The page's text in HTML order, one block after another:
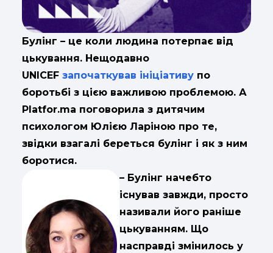
Булінг – це коли людина потерпає від
цькування. Нещодавно
UNICEF започаткував ініціативу по
боротьбі з цією важливою проблемою. А
Platfor.ma поговорила з дитячим
психологом Юлією Ларіною про те,
звідки взагалі береться булінг і як з ним
боротися.
– Булінг начебто
існував завжди, просто
називали його раніше
цькуванням. Що
насправді змінилось у